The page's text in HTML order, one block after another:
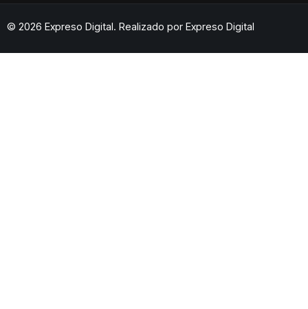
© 2026 Expreso Digital. Realizado por Expreso Digital